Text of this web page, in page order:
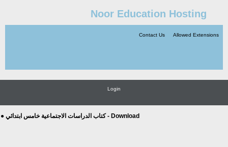
Noor Education Hosting
Allowed Extensions
Contact Us
Login
● كتاب الدراسات الاجتماعية خامس ابتدائي - Download